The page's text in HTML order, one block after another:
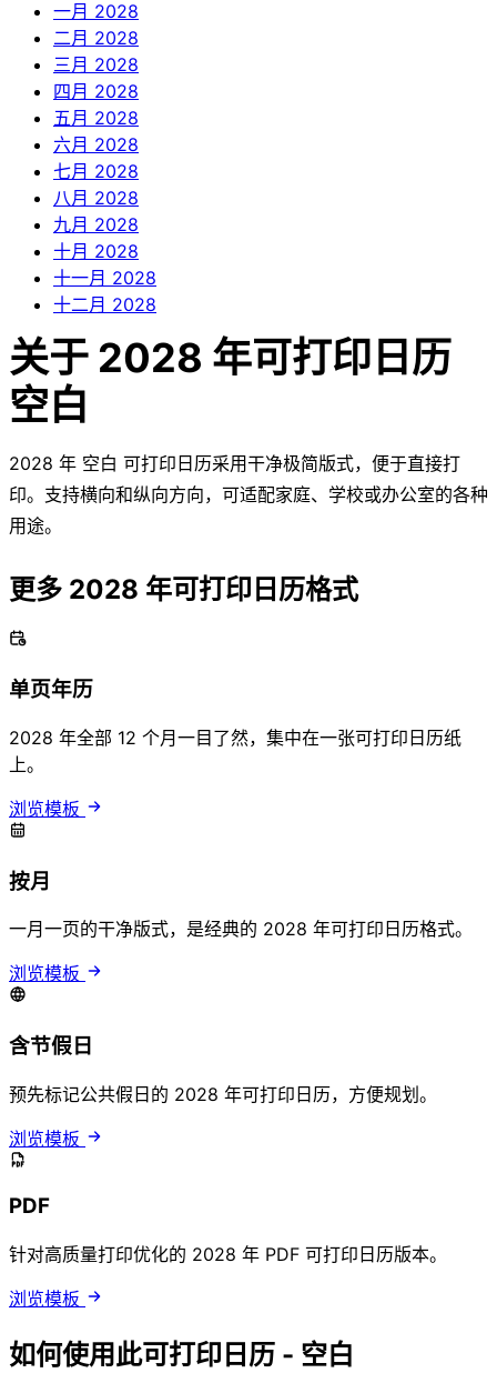
一月 2028
二月 2028
三月 2028
四月 2028
五月 2028
六月 2028
七月 2028
八月 2028
九月 2028
十月 2028
十一月 2028
十二月 2028
关于 2028 年可打印日历
空白
2028 年 空白 可打印日历采用干净极简版式，便于直接打
印。支持横向和纵向方向，可适配家庭、学校或办公室的各种
用途。
更多 2028 年可打印日历格式
单页年历
2028 年全部 12 个月一目了然，集中在一张可打印日历纸
上。
浏览模板
按月
一月一页的干净版式，是经典的 2028 年可打印日历格式。
浏览模板
含节假日
预先标记公共假日的 2028 年可打印日历，方便规划。
浏览模板
PDF
针对高质量打印优化的 2028 年 PDF 可打印日历版本。
浏览模板
如何使用此可打印日历 - 空白